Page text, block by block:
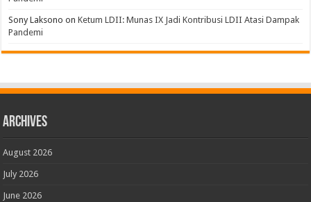
Sony Laksono onKetum LDII: Munas IX Jadi Kontribusi LDII Atasi Dampak
Pandemi
Archives
August 2026
July 2026
June 2026